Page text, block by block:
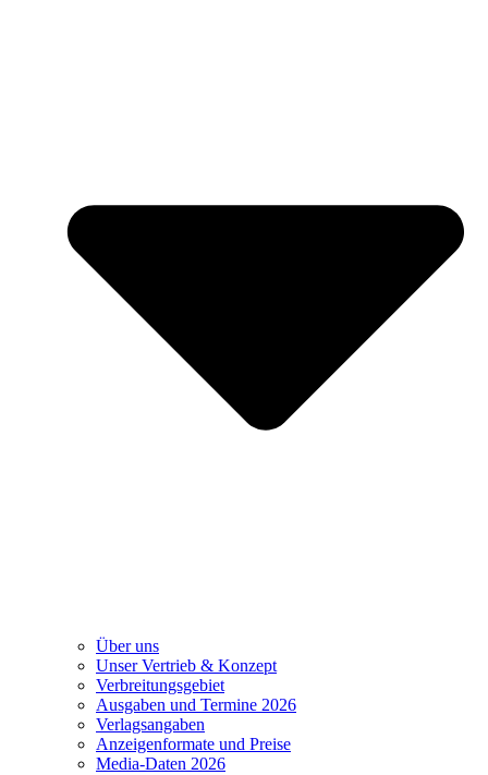
Über uns
Unser Vertrieb & Konzept
Verbreitungsgebiet
Ausgaben und Termine 2026
Verlagsangaben
Anzeigenformate und Preise
Media-Daten 2026